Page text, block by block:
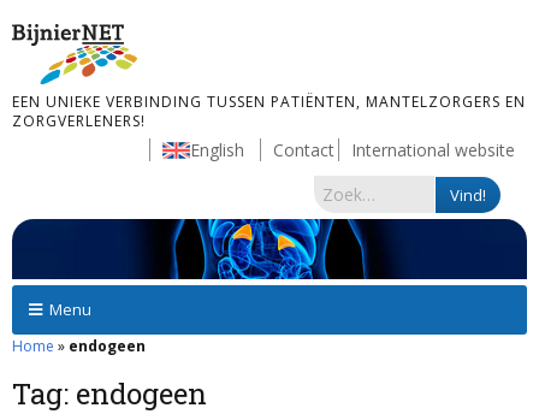
EEN UNIEKE VERBINDING TUSSEN PATIËNTEN, MANTELZORGERS EN
ZORGVERLENERS!
English Contact International website
Menu
Home » endogeen
Tag: endogeen